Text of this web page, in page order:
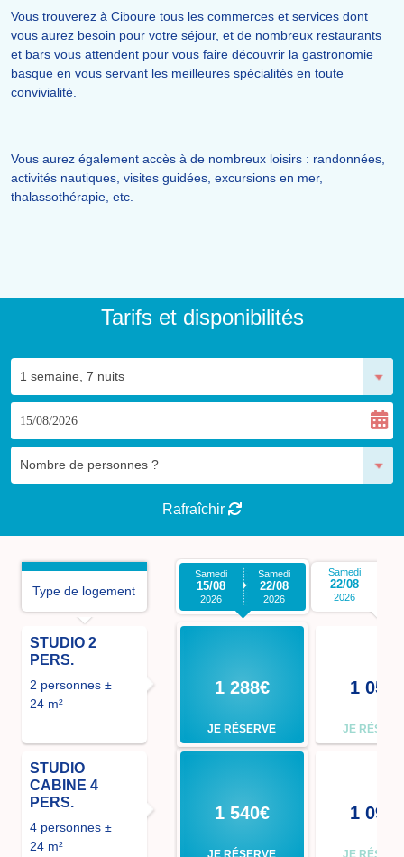
Vous trouverez à Ciboure tous les commerces et services dont
vous aurez besoin pour votre séjour, et de nombreux restaurants
et bars vous attendent pour vous faire découvrir la gastronomie
basque en vous servant les meilleures spécialités en toute
convivialité.
Vous aurez également accès à de nombreux loisirs : randonnées,
activités nautiques, visites guidées, excursions en mer,
thalassothérapie, etc.
Tarifs et disponibilités
Rafraîchir
Type de logement
STUDIO 2
PERS.
2 personnes ±
24 m²
STUDIO
CABINE 4
PERS.
4 personnes ±
24 m²
Samedi
15/08
2026
Samedi
22/08
2026
1 288€
JE RÉSERVE
1 540€
JE RÉSERVE
Samedi
22/08
2026
1 050€
JE
1 092€
JE